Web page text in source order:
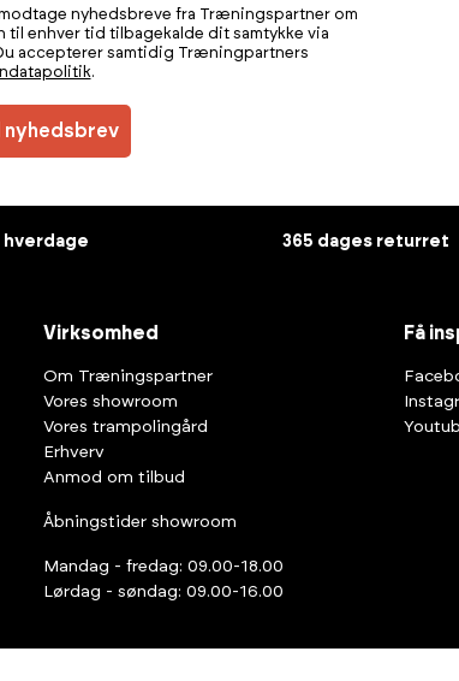
nyhedsbreve fra Træningspartner om
til enhver tid tilbagekalde dit samtykke via
accepterer samtidig Træningpartners
.
nyhedsbrev
hverdage 365 dages returret
Virksomhed
Om Træningspartner
Vores showroom
Vores trampolingård
Erhverv
Anmod om tilbud
Åbningstider showroom
Mandag - fredag: 09.00-18.00
Lørdag - søndag: 09.00-16.00
Få